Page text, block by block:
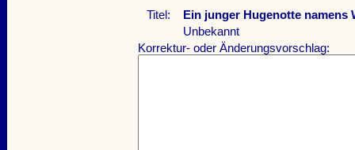
Titel:
Ein junger Hugenotte namens
Unbekannt
Korrektur- oder Änderungsvorschlag: